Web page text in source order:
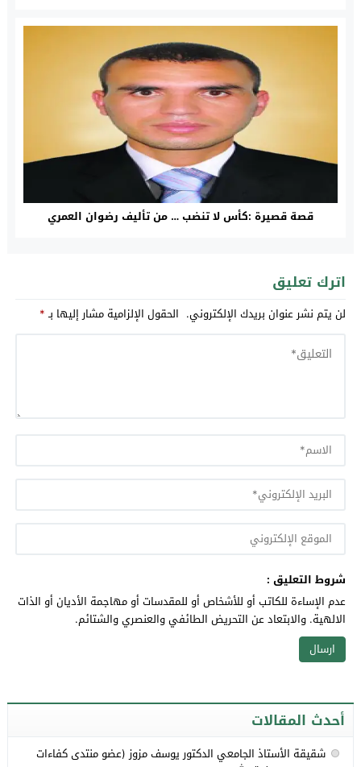
قصة قصيرة :كأس لا تنضب … من تأليف رضوان العمري
اترك تعليق
لن يتم نشر عنوان بريدك الإلكتروني. الحقول الإلزامية مشار إليها بـ*
شروط التعليق :
عدم الإساءة للكاتب أو للأشخاص أو للمقدسات أو مهاجمة الأديان أو الذات
الالهية. والابتعاد عن التحريض الطائفي والعنصري والشتائم.
أحدث المقالات
شقيقة الأستاذ الجامعي الدكتور يوسف مزوز (عضو منتدى كفاءات